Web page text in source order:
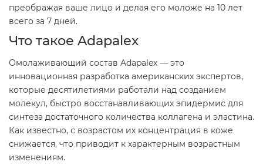
преображая ваше лицо и делая его моложе на 10 лет
всего за 7 дней.
Что такое Adapalex
Омолаживающий состав Adapalex — это
инновационная разработка американских экспертов,
которые десятилетиями работали над созданием
молекул, быстро восстанавливающих эпидермис для
синтеза достаточного количества коллагена и эластина.
Как известно, с возрастом их концентрация в коже
снижается, что приводит к характерным возрастным
изменениям.